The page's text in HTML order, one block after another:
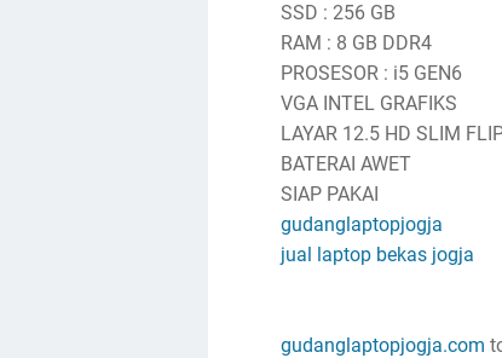
SSD : 256 GB
RAM : 8 GB DDR4
PROSESOR : i5 GEN6
VGA INTEL GRAFIKS
LAYAR 12.5 HD SLIM
BATERAI AWET
SIAP PAKAI
gudanglaptopjogja
jual laptop bekas jogja
gudanglaptopjogja.com